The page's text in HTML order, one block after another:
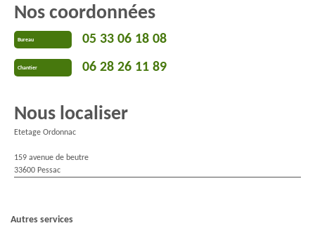
Nos coordonnées
Bureau 05 33 06 18 08
Chantier 06 28 26 11 89
Nous localiser
Etetage Ordonnac
159 avenue de beutre
33600 Pessac
Autres services